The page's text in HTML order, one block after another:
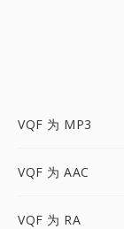
VQF 为 MP3
VQF 为 AAC
VQF 为 RA